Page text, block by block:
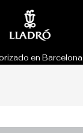
en Barcelona